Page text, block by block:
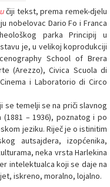
čiji tekst, prema remek-djelu
nobelovac Dario Fo i Franca
parka Principij u
je, u velikoj koprodukciji
School of Brera
(Arezzo), Civica Scuola di
i Laboratorio di Circo
se temelji se na priči slavnog
– 1936), poznatog i po
jeziku. Riječ je o istinitim
autsajdera, izopćenika,
neka vrsta Harlekina
intelektualca koji se daje na
iskreno, moralno, lojalno.